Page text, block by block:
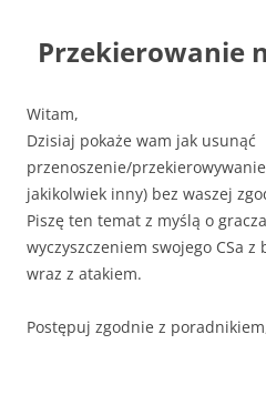
Przekierowanie
Witam,
Dzisiaj pokaże wam jak usunąć
przenoszenie/
jakikolwiek inny) bez waszej
Piszę ten temat z myślą o
wyczyszczeniem swojego CSa z
wraz z atakiem.
Postępuj zgodnie z